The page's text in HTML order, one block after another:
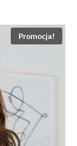
Promocja!